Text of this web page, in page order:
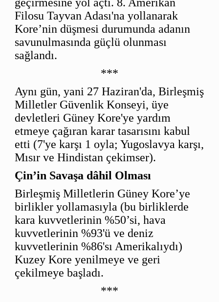
Filosu Tayvan Adası'na yollanarak
Kore’nin düşmesi durumunda adanın
savunulmasında güçlü olunması
sağlandı.
***
Aynı gün, yani 27 Haziran'da, Birleşmiş
Milletler Güvenlik Konseyi, üye
devletleri Güney Kore'ye yardım
etmeye çağıran karar tasarısını kabul
etti (7'ye karşı 1 oyla; Yugoslavya karşı,
Mısır ve Hindistan çekimser).
Çin’in Savaşa dâhil Olması
Birleşmiş Milletlerin Güney Kore’ye
birlikler yollamasıyla (bu birliklerde
kara kuvvetlerinin %50’si, hava
kuvvetlerinin %93'ü ve deniz
kuvvetlerinin %86'sı Amerikalıydı)
Kuzey Kore yenilmeye ve geri
çekilmeye başladı.
***